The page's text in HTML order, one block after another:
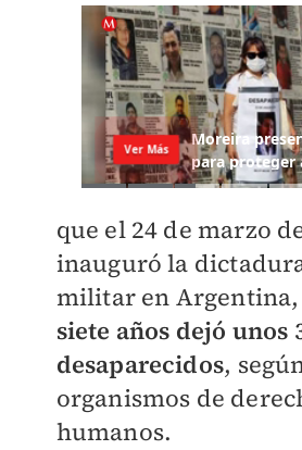
que el 24 de marzo
inauguró la
militar en Argentina,
siete años dejó unos
desaparecidos,
organismos de
humanos.